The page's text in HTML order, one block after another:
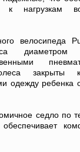
к нагрузкам
велосипеда
закрыты
одежду ребенка
седло по